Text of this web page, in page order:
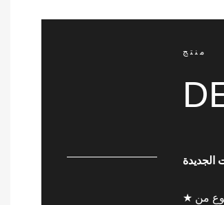
منتج
★ بشكل عام، حالة الدرع هذه مصنوع من SUS304. المنتج يمر عبر الختم